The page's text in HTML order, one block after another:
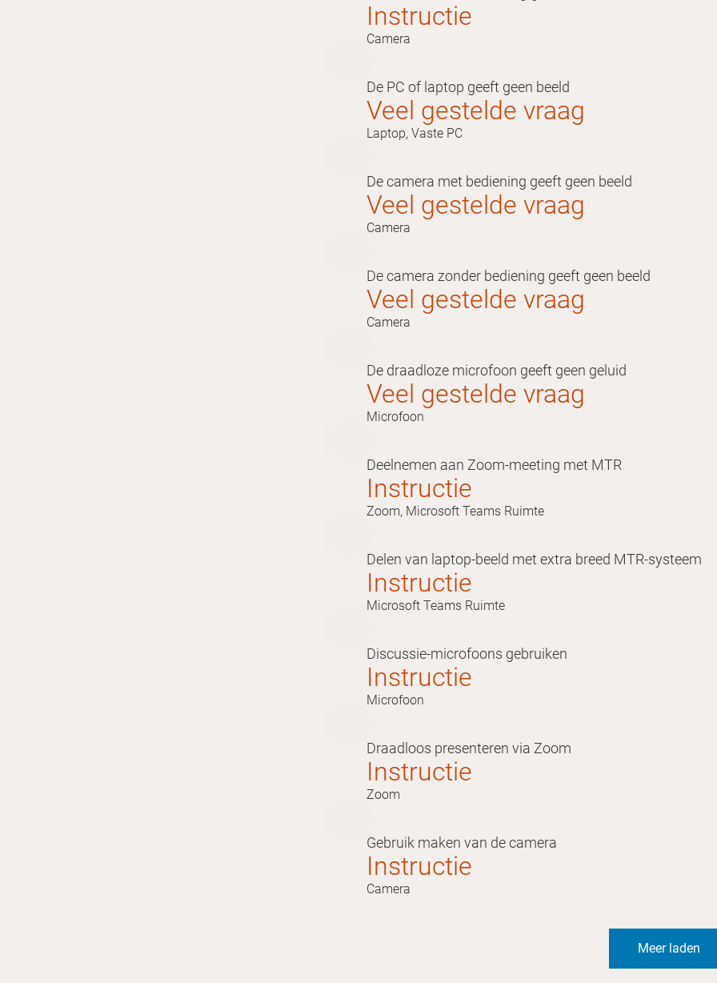
Instructie
Camera
Veel gestelde vraag
De PC of laptop geeft geen beeld
Laptop, Vaste PC
Veel gestelde vraag
De camera met bediening geeft geen beeld
Camera
Veel gestelde vraag
De camera zonder bediening geeft geen beeld
Camera
Veel gestelde vraag
De draadloze microfoon geeft geen geluid
Microfoon
Instructie
Deelnemen aan Zoom-meeting met MTR
Zoom, Microsoft Teams Ruimte
Instructie
Delen van laptop-beeld met extra breed MTR-systeem
Microsoft Teams Ruimte
Instructie
Discussie-microfoons gebruiken
Microfoon
Instructie
Draadloos presenteren via Zoom
Zoom
Instructie
Gebruik maken van de camera
Camera
Meer laden